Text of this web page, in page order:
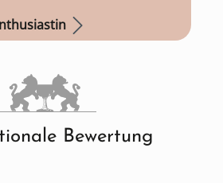
Bewertung